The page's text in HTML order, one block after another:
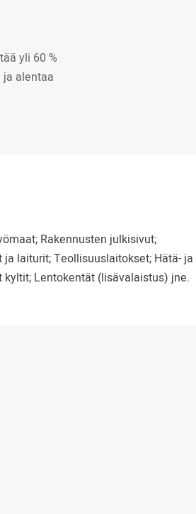
yli 60 %
alentaa
Rakennusten julkisivut;
laiturit; Teollisuuslaitokset; Hätä- ja
Lentokentät (lisävalaistus) jne.